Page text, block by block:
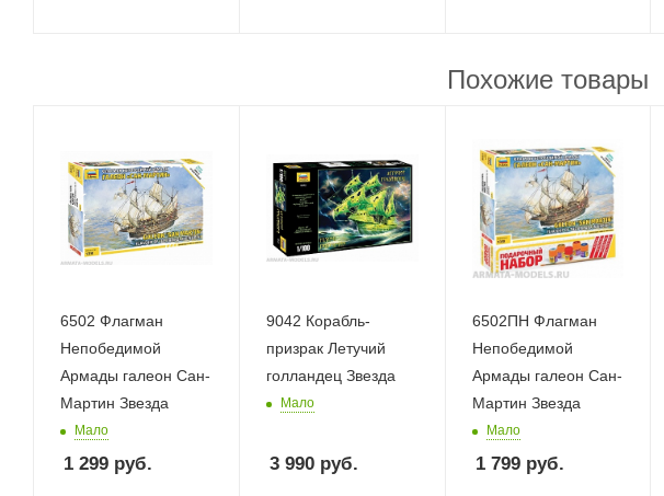
Похожие товары
6502 Флагман
Непобедимой
Армады галеон Сан-
Мартин Звезда
Мало
1 299 руб.
9042 Корабль-
призрак Летучий
голландец Звезда
Мало
3 990руб.
6502ПН Флагман
Непобедимой
Армады галеон Сан-
Мартин Звезда
Мало
1 799руб.